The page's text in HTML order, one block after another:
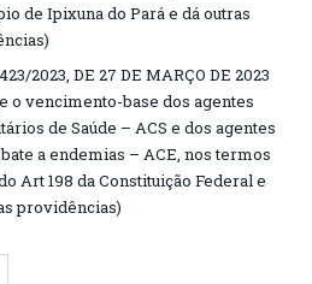
de Ipixuna do Pará e dá outras
2023, DE 27 DE MARÇO DE 2023
o vencimento-base dos agentes
de Saúde – ACS e dos agentes
a endemias – ACE, nos termos
Art 198 da Constituição Federal e
providências)